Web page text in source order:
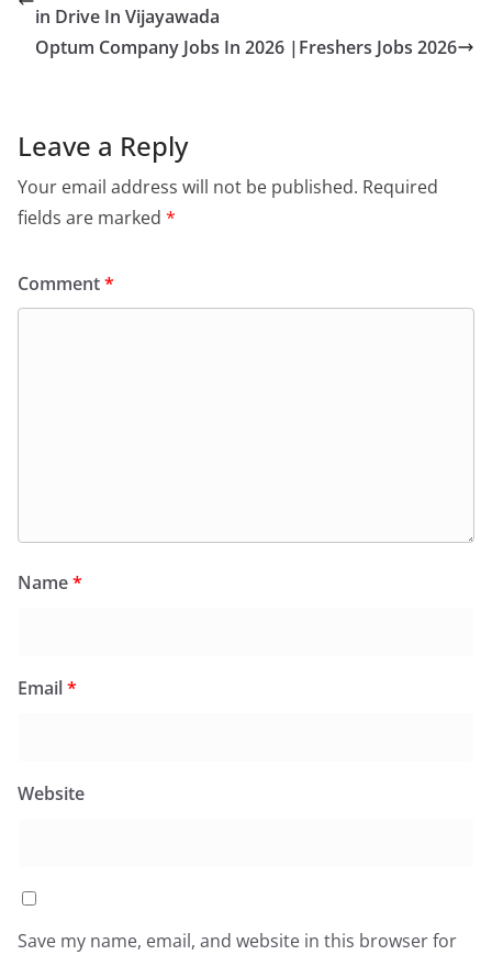
in Drive In Vijayawada
Optum Company Jobs In 2026 |Freshers Jobs 2026
Leave a Reply
Your email address will not be published. Required
fields are marked *
Comment*
Name*
Email*
Website
Save my name, email, and website in this browser for